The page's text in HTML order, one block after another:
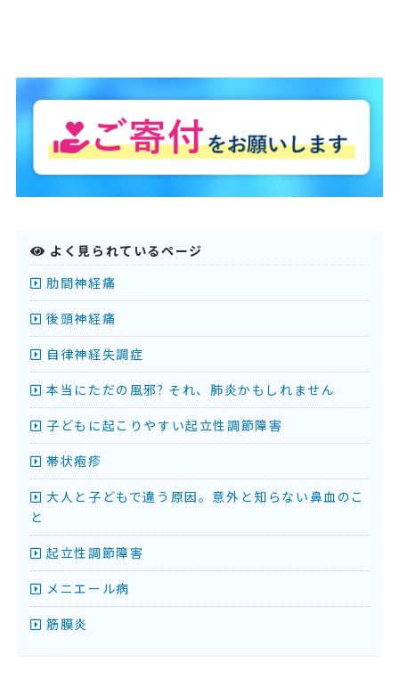
よく見られているページ
肋間神経痛
後頭神経痛
自律神経失調症
本当にただの風邪? それ、肺炎かもしれません
子どもに起こりやすい起立性調節障害
帯状疱疹
大人と子どもで違う原因。意外と知らない鼻血のこ
と
起立性調節障害
メニエール病
筋膜炎